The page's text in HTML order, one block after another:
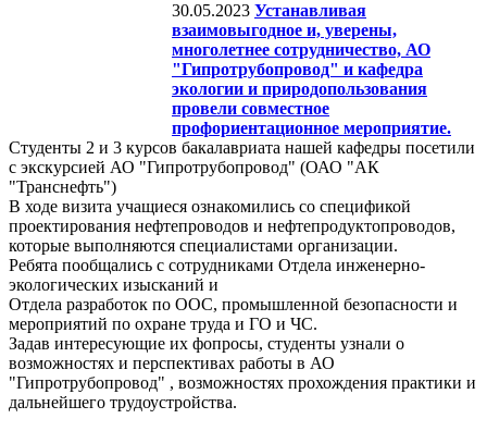
30.05.2023 Устанавливая
взаимовыгодное и, уверены,
многолетнее сотрудничество, АО
"Гипротрубопровод" и кафедра
экологии и природопользования
провели совместное
профориентационное мероприятие.
Студенты 2 и 3 курсов бакалавриата нашей кафедры посетили
с экскурсией АО "Гипротрубопровод" (ОАО "АК
"Транснефть")
В ходе визита учащиеся ознакомились со спецификой
проектирования нефтепроводов и нефтепродуктопроводов,
которые выполняются специалистами организации.
Ребята пообщались с сотрудниками Отдела инженерно-
экологических изысканий и
Отдела разработок по ООС, промышленной безопасности и
мероприятий по охране труда и ГО и ЧС.
Задав интересующие их фопросы, студенты узнали о
возможностях и перспективах работы в АО
"Гипротрубопровод" , возможностях прохождения практики и
дальнейшего трудоустройства.